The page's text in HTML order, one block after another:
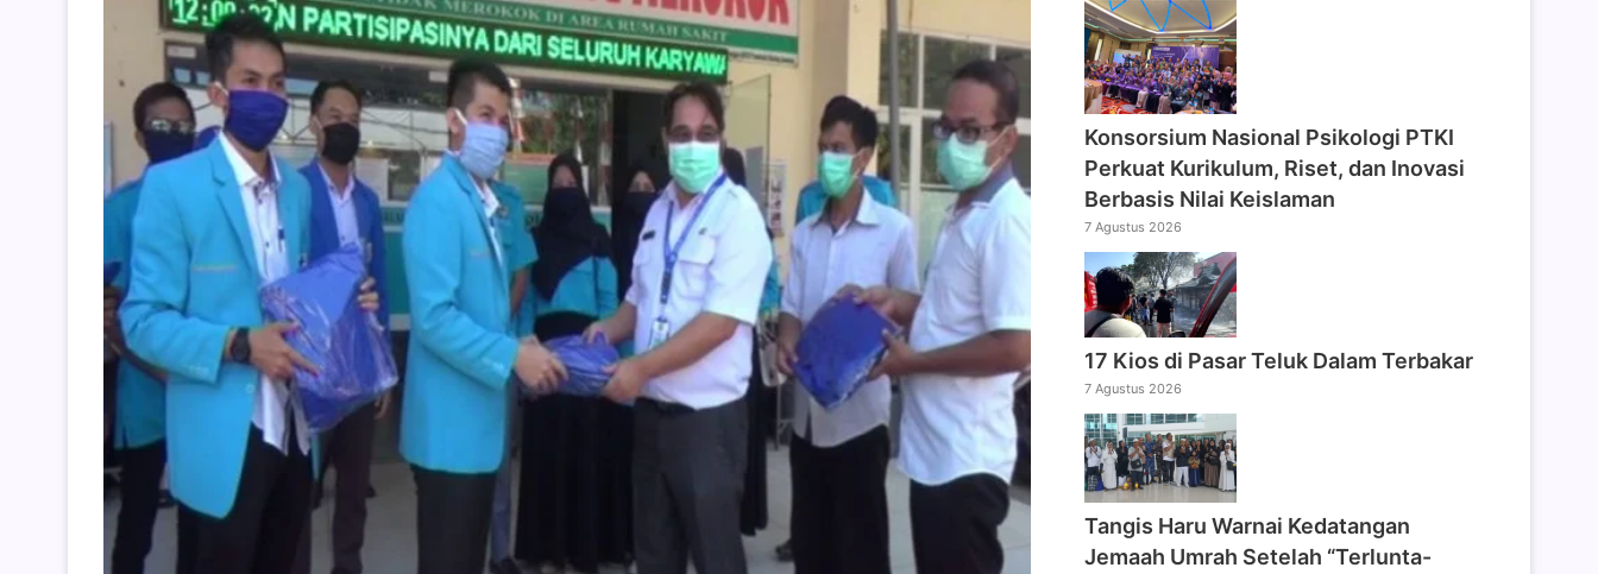
Konsorsium Nasional Psikologi PTKI
Perkuat Kurikulum, Riset, dan Inovasi
Berbasis Nilai Keislaman
7 Agustus 2026
17 Kios di Pasar Teluk Dalam Terbakar
7 Agustus 2026
Tangis Haru Warnai Kedatangan
Jemaah Umrah Setelah “Terlunta-